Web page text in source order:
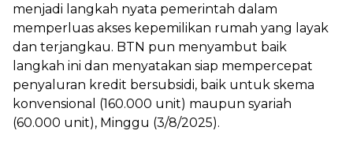
menjadi langkah nyata pemerintah dalam
memperluas akses kepemilikan rumah yang layak
dan terjangkau. BTN pun menyambut baik
langkah ini dan menyatakan siap mempercepat
penyaluran kredit bersubsidi, baik untuk skema
konvensional (160.000 unit) maupun syariah
(60.000 unit), Minggu (3/8/2025).